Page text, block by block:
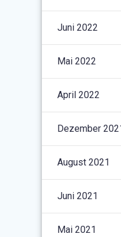
Juni 2022
Mai 2022
April 2022
Dezember
August 2021
Juni 2021
Mai 2021